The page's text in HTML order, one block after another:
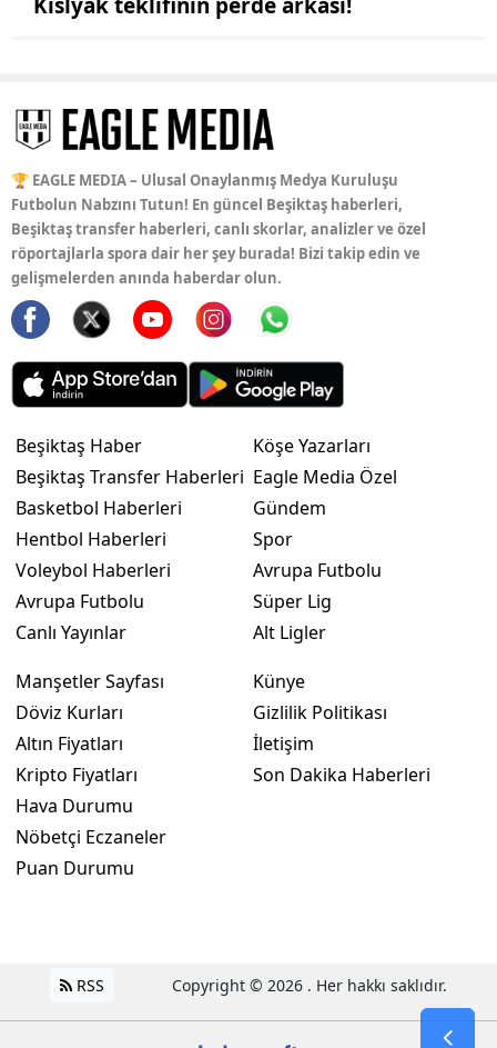
🏆 EAGLE MEDIA – Ulusal Onaylanmış Medya Kuruluşu
Futbolun Nabzını Tutun! En güncel Beşiktaş haberleri,
Beşiktaş transfer haberleri, canlı skorlar, analizler ve özel
röportajlarla spora dair her şey burada! Bizi takip edin ve
gelişmelerden anında haberdar olun.
Beşiktaş Haber
Beşiktaş Transfer Haberleri
Basketbol Haberleri
Hentbol Haberleri
Voleybol Haberleri
Avrupa Futbolu
Canlı Yayınlar
Köşe Yazarları
Eagle Media Özel
Gündem
Spor
Avrupa Futbolu
Süper Lig
Alt Ligler
Manşetler Sayfası
Döviz Kurları
Altın Fiyatları
Kripto Fiyatları
Hava Durumu
Nöbetçi Eczaneler
Puan Durumu
Künye
Gizlilik Politikası
İletişim
Son Dakika Haberleri
RSS Copyright © 2026 . Her hakkı saklıdır.